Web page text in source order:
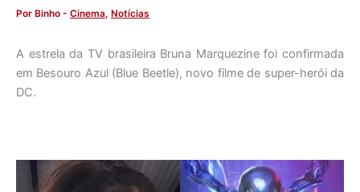
Por Binho - Cinema, Notícias
A estrela da TV brasileira Bruna Marquezine foi confirmada
em Besouro Azul (Blue Beetle), novo filme de super-herói da
DC.